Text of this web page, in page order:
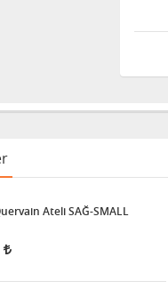
Yükseltici
Ateli SAĞ-SMALL